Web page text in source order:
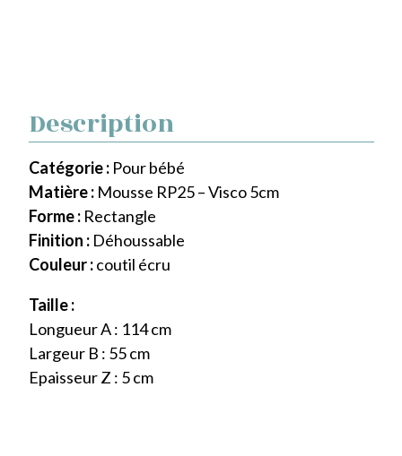
Description
Catégorie : Pour bébé
Matière : Mousse RP25 – Visco 5cm
Forme : Rectangle
Finition : Déhoussable
Couleur :coutil écru
Taille :
Longueur A : 114 cm
Largeur B : 55 cm
Epaisseur Z : 5 cm